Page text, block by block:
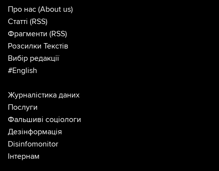
Про нас (About us)
Статті (RSS)
Фрагменти (RSS)
Розсилки Текстів
Вибір редакції
#English
Журналістика даних
Послуги
Фальшиві соціологи
Дезінформація
Disinfomonitor
Інтернам